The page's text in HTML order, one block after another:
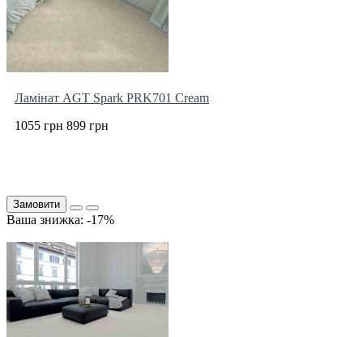
Ламінат AGT Spark PRK701 Cream
1055 грн 899 грн
Замовити
Ваша знижка: -17%